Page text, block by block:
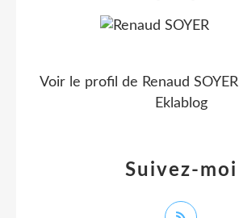
Suivez-moi
Voir le profil de Renaud SOYER
Eklablog